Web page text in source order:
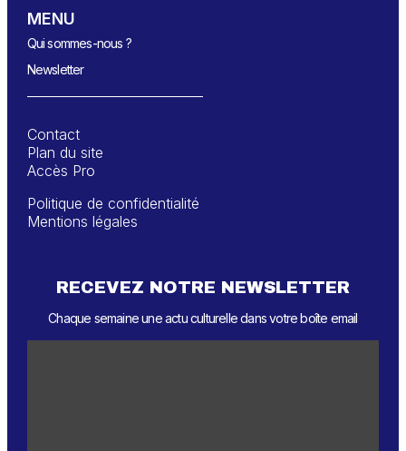
MENU
Qui sommes-nous ?
Newsletter
Contact
Plan du site
Accès Pro
Politique de confidentialité
Mentions légales
RECEVEZ NOTRE NEWSLETTER
Chaque semaine une actu culturelle dans votre boîte email